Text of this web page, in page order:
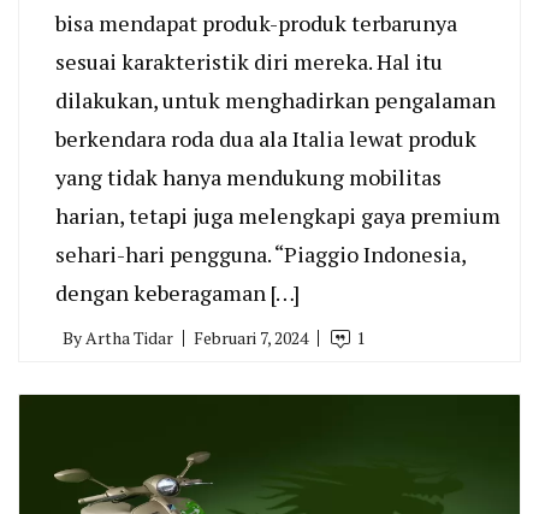
bisa mendapat produk-produk terbarunya
sesuai karakteristik diri mereka. Hal itu
dilakukan, untuk menghadirkan pengalaman
berkendara roda dua ala Italia lewat produk
yang tidak hanya mendukung mobilitas
harian, tetapi juga melengkapi gaya premium
sehari-hari pengguna. “Piaggio Indonesia,
dengan keberagaman […]
By Artha Tidar Februari 7, 2024 1